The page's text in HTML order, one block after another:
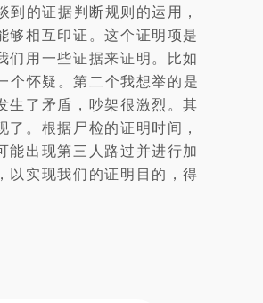
的证据判断规则的运用，
够相互印证。这个证明项是
们用一些证据来证明。比如
个怀疑。第二个我想举的是
生了矛盾，吵架很激烈。其
。根据尸检的证明时间，
能出现第三人路过并进行加
以实现我们的证明目的，得